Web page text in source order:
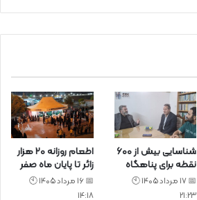
شناسایی بیش از ۶۰۰
نقطه برای پناهگاه
📅 17 مرداد 1405 🕙
21:23
اطعام روزانه ۲۰ هزار
زائر تا پایان ماه صفر
📅 16 مرداد 1405 🕙
14:18